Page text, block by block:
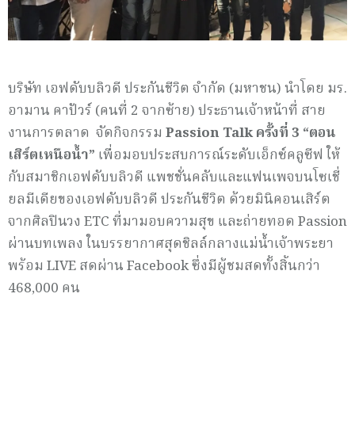
บริษัท เอฟดับบลิวดี ประกันชีวิต จำกัด (มหาชน) นำโดย มร.
อามาน คาปัวร์ (คนที่ 2 จากซ้าย) ประธานเจ้าหน้าที่ สาย
งานการตลาด จัดกิจกรรม Passion Talkครั้งที่ 3 “ตอน
เสิร์ตเหนือน้ำ” เพื่อมอบประสบการณ์ระดับเอ็กซ์คลูซีฟ ให้
กับสมาชิกเอฟดับบลิวดี แพชชั่นคลับและแฟนเพจบนโซเชี่
ยลมีเดียของเอฟดับบลิวดี ประกันชีวิต ด้วยมินิคอนเสิร์ต
จากศิลปินวง ETC ที่มามอบความสุข และถ่ายทอด Passion
ผ่านบทเพลง ในบรรยากาศสุดชิลล์กลางแม่น้ำเจ้าพระยา
พร้อม LIVE สดผ่าน Facebook ซึ่งมีผู้ชมสดทั้งสิ้นกว่า
468,000 คน